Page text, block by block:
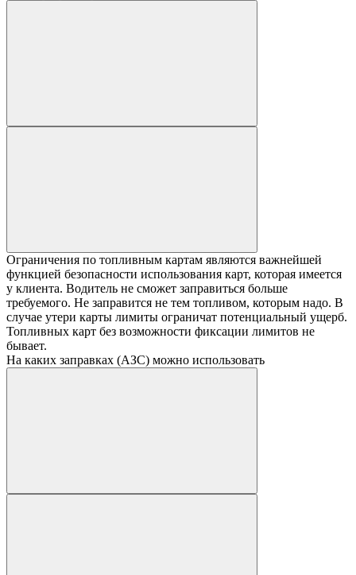
Ограничения по топливным картам являются важнейшей
функцией безопасности использования карт, которая имеется
у клиента. Водитель не сможет заправиться больше
требуемого. Не заправится не тем топливом, которым надо. В
случае утери карты лимиты ограничат потенциальный ущерб.
Топливных карт без возможности фиксации лимитов не
бывает.
На каких заправках (АЗС) можно использовать